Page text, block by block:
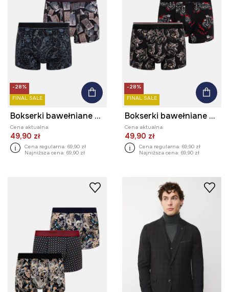
-28%
FINAL SALE
Bokserki bawełniane męskie z elastanem wzorzyste (2-pack)
Cena aktualna:
49,90 zł
Cena regularna: 69,90 zł
Najniższa cena: 69,90 zł
-28%
FINAL SALE
Bokserki bawełniane męskie z elastanem wzorzyste (2-pack)
Cena aktualna:
49,90 zł
Cena regularna: 69,90 zł
Najniższa cena: 69,90 zł